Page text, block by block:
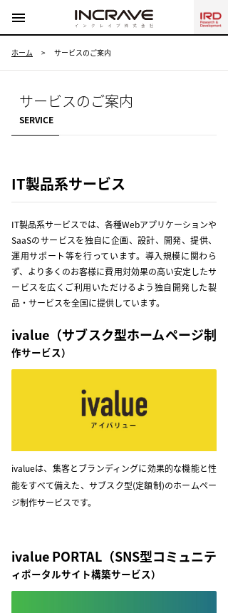
ホーム > サービスのご案内
サービスのご案内
SERVICE
IT製品系サービス
IT製品系サービスでは、各種Webアプリケーションや
SaaSのサービスを独自に企画、設計、開発、提供、
運用サポート等を行っています。導入規模に関わら
ず、より多くのお客様に費用対効果の高い安定したサ
ービスを広くご利用いただけるよう独自開発した製
品・サービスを全国に提供しています。
ivalue （サブスク型ホームページ制
作サービス）
ivalueは、集客とブランディングに効果的な機能と性
能をすべて備えた、サブスク型(定額制)のホームペー
ジ制作サービスです。
ivalue PORTAL （SNS型コミュニテ
ィポータルサイト構築サービス）